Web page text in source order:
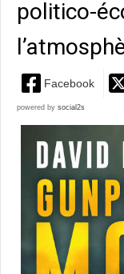
politico-
Facebook
powered by social2s